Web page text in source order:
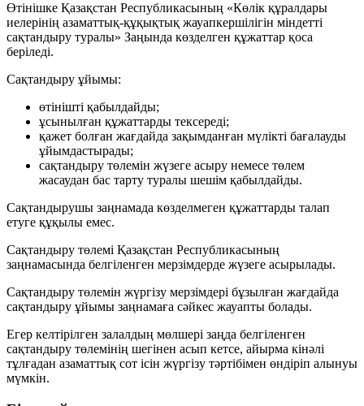
Өтінішке Қазақстан Республикасының «Көлік құралдары
иелерінің азаматтық-құқықтық жауапкершілігін міндетті
сақтандыру туралы» Заңында көзделген құжаттар қоса
беріледі.
Сақтандыру ұйымы:
өтінішті қабылдайды;
ұсынылған құжаттарды тексереді;
қажет болған жағдайда зақымданған мүлікті бағалауды
ұйымдастырады;
сақтандыру төлемін жүзеге асыру немесе төлем
жасаудан бас тарту туралы шешім қабылдайды.
Сақтандырушы заңнамада көзделмеген құжаттарды талап
етуге құқылы емес.
Сақтандыру төлемі Қазақстан Республикасының
заңнамасында белгіленген мерзімдерде жүзеге асырылады.
Сақтандыру төлемін жүргізу мерзімдері бұзылған жағдайда
сақтандыру ұйымы заңнамаға сәйкес жауапты болады.
Егер келтірілген залалдың мөлшері заңда белгіленген
сақтандыру төлемінің шегінен асып кетсе, айырма кінәлі
тұлғадан азаматтық сот ісін жүргізу тәртібімен өндіріп алынуы
мүмкін.